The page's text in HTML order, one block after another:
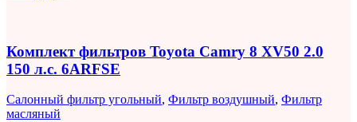
Комплект фильтров Toyota Camry 8 XV50 2.0
150 л.с. 6ARFSE
Салонный фильтр угольный, Фильтр воздушный, Фильтр
масляный